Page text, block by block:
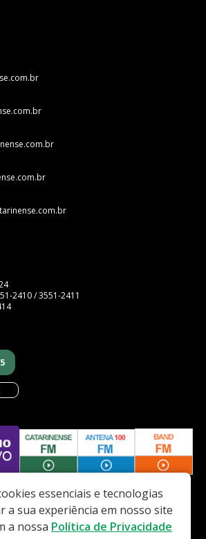
2410 / 3551-2411
essenciais e tecnologias
a sua experiência em nosso site
a nossa Política de Privacidade